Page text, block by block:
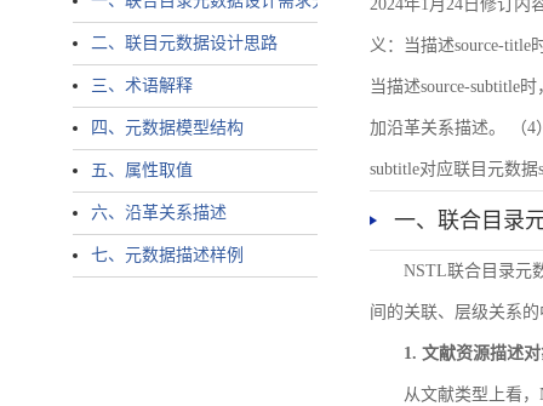
二、联目元数据设计思路
三、术语解释
四、元数据模型结构
五、属性取值
六、沿革关系描述
七、元数据描述样例
2024年1月24日修订内
义：当描述source-title
当描述source-subtitle
加沿革关系描述。 （4
subtitle对应联目元数据
一、联合目录
NSTL联合目录元
间的关联、层级关系
1. 文献资源描述
从文献类型上看